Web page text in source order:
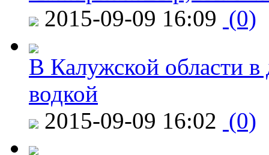
2015-09-09 16:09 (0)
В Калужской области в
водкой
2015-09-09 16:02 (0)